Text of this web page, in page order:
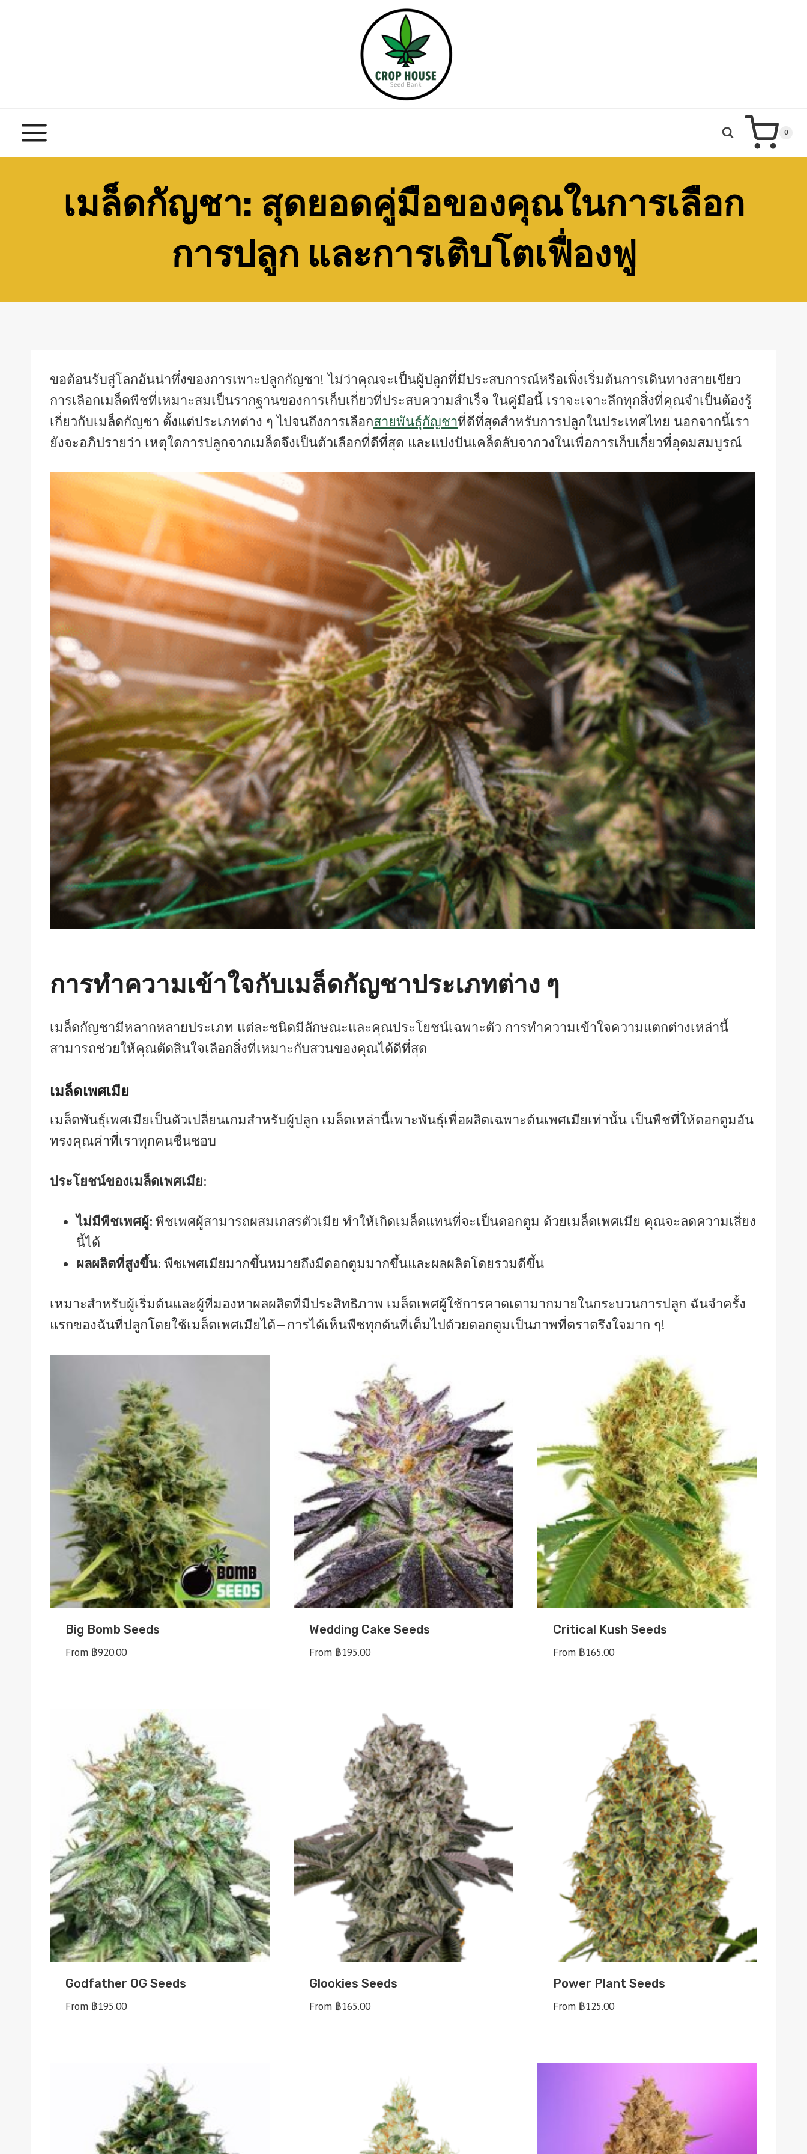
0
เมล็ดกัญชา: สุดยอดคู่มือของคุณในการเลือก
การปลูก และการเติบโตเฟื่องฟู
ขอต้อนรับสู่โลกอันน่าทึ่งของการเพาะปลูกกัญชา! ไม่ว่าคุณจะเป็นผู้ปลูกที่มีประสบการณ์หรือเพิ่งเริ่มต้นการเดินทางสายเขียว
การเลือกเมล็ดพืชที่เหมาะสมเป็นรากฐานของการเก็บเกี่ยวที่ประสบความสำเร็จ ในคู่มือนี้ เราจะเจาะลึกทุกสิ่งที่คุณจำเป็นต้องรู้
เกี่ยวกับเมล็ดกัญชา ตั้งแต่ประเภทต่าง ๆ ไปจนถึงการเลือกสายพันธุ์กัญชาที่ดีที่สุดสำหรับการปลูกในประเทศไทย นอกจากนี้เรา
ยังจะอภิปรายว่า เหตุใดการปลูกจากเมล็ดจึงเป็นตัวเลือกที่ดีที่สุด และแบ่งปันเคล็ดลับจากวงในเพื่อการเก็บเกี่ยวที่อุดมสมบูรณ์
การทำความเข้าใจกับเมล็ดกัญชาประเภทต่าง ๆ
เมล็ดกัญชามีหลากหลายประเภท แต่ละชนิดมีลักษณะและคุณประโยชน์เฉพาะตัว การทำความเข้าใจความแตกต่างเหล่านี้
สามารถช่วยให้คุณตัดสินใจเลือกสิ่งที่เหมาะกับสวนของคุณได้ดีที่สุด
เมล็ดเพศเมีย
เมล็ดพันธุ์เพศเมียเป็นตัวเปลี่ยนเกมสำหรับผู้ปลูก เมล็ดเหล่านี้เพาะพันธุ์เพื่อผลิตเฉพาะต้นเพศเมียเท่านั้น เป็นพืชที่ให้ดอกตูมอัน
ทรงคุณค่าที่เราทุกคนชื่นชอบ
ประโยชน์ของเมล็ดเพศเมีย:
ไม่มีพืชเพศผู้: พืชเพศผู้สามารถผสมเกสรตัวเมีย ทำให้เกิดเมล็ดแทนที่จะเป็นดอกตูม ด้วยเมล็ดเพศเมีย คุณจะลดความเสี่ยง
นี้ได้
ผลผลิตที่สูงขึ้น: พืชเพศเมียมากขึ้นหมายถึงมีดอกตูมมากขึ้นและผลผลิตโดยรวมดีขึ้น
เหมาะสำหรับผู้เริ่มต้นและผู้ที่มองหาผลผลิตที่มีประสิทธิภาพ เมล็ดเพศผู้ใช้การคาดเดามากมายในกระบวนการปลูก ฉันจำครั้ง
แรกของฉันที่ปลูกโดยใช้เมล็ดเพศเมียได้—การได้เห็นพืชทุกต้นที่เต็มไปด้วยดอกตูมเป็นภาพที่ตราตรึงใจมาก ๆ!
Big Bomb Seeds
From ฿920.00
Wedding Cake Seeds
From ฿195.00
Critical Kush Seeds
From ฿165.00
Godfather OG Seeds
From ฿195.00
Glookies Seeds
From ฿165.00
Power Plant Seeds
From ฿125.00